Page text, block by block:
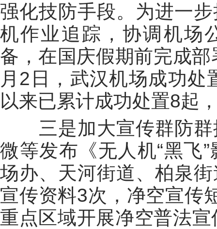
强化技防手段。为进一
机作业追踪，协调机场
备，在国庆假期前完成
月2日，武汉机场成功
以来已累计成功处置8起
三是加大宣传群防群
微等发布《无人机“黑飞
场办、天河街道、柏泉
宣传资料3次，净空宣传
重点区域开展净空普法